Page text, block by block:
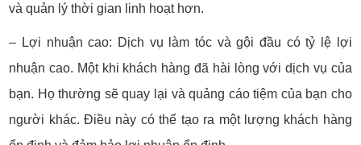
và quản lý thời gian linh hoạt hơn.
– Lợi nhuận cao: Dịch vụ làm tóc và gội đầu có tỷ lệ lợi
nhuận cao. Một khi khách hàng đã hài lòng với dịch vụ của
bạn. Họ thường sẽ quay lại và quảng cáo tiệm của bạn cho
người khác. Điều này có thể tạo ra một lượng khách hàng